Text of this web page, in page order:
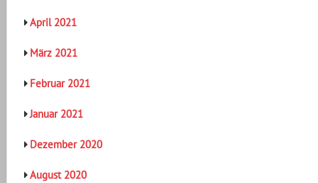
April 2021
März 2021
Februar 2021
Januar 2021
Dezember 2020
August 2020